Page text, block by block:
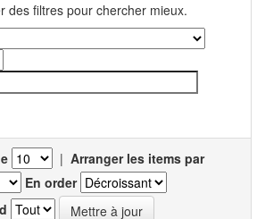
des filtres pour chercher mieux.
| Arranger les items par
En order